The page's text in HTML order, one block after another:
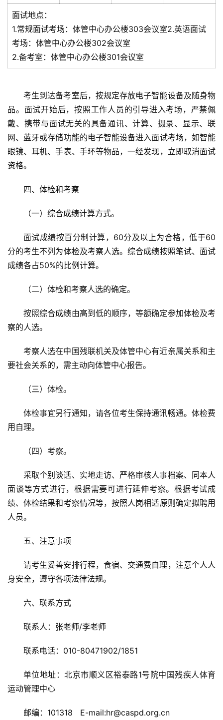
面试地点：
1.常规面试考场：体管中心办公楼303会议室2.英语面试
考场：体管中心办公楼302会议室
2.备考室：体管中心办公楼301会议室
考生到达备考室后，按规定存放电子智能设备及随身物
品。面试开始后，按照工作人员的引导进入考场，严禁佩
戴、携带与面试无关的具备通讯、计算、摄录、显示、联
网、蓝牙或存储功能的电子智能设备进入面试考场，如智能
眼镜、耳机、手表、手环等物品，一经发现，立即取消面试
资格。
四、体检和考察
（一）综合成绩计算方式。
面试成绩按百分制计算，60分及以上为合格，低于60
分的考生不列为体检及考察人选。综合成绩按照笔试、面试
成绩各占50%的比例计算。
（二）体检和考察人选的确定。
按照综合成绩由高到低的顺序，等额确定参加体检及考
察的人选。
考察人选在中国残联机关及体管中心有近亲属关系和主
要社会关系的，需主动向体管中心报告。
（三）体检。
体检事宜另行通知，请各位考生保持通讯畅通。体检费
用自理。
（四）考察。
采取个别谈话、实地走访、严格审核人事档案、同本人
面谈等方式进行，根据需要可进行延伸考察。根据考试成
绩、体检结果和考察情况等，按照人岗相适原则确定拟聘用
人员。
五、注意事项
请考生妥善安排行程，食宿、交通费自理，注意个人人
身安全，遵守各项法律法规。
六、联系方式
联系人：张老师/李老师
联系电话：010-80471902/1851
单位地址：北京市顺义区裕泰路1号院中国残疾人体育
运动管理中心
邮编：101318   E-mail:hr@caspd.org.cn